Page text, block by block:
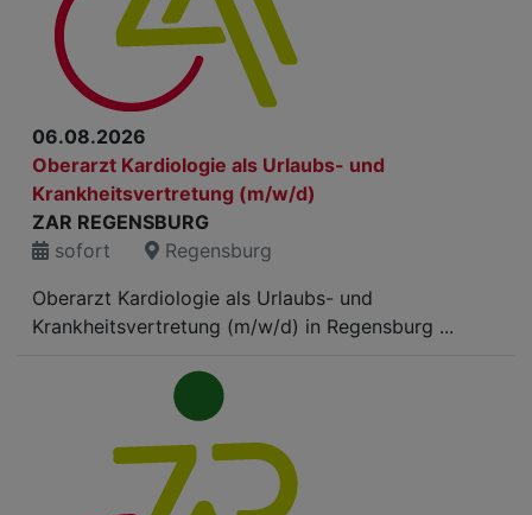
06.08.2026
Oberarzt Kardiologie als Urlaubs- und
Krankheitsvertretung (m/w/d)
ZAR REGENSBURG
sofort
Regensburg
Oberarzt Kardiologie als Urlaubs- und
Krankheitsvertretung (m/w/d) in Regensburg ...